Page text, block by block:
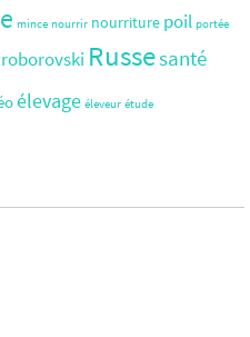
mince nourrir nourriture poil portée
roborovski Russesanté
élevage éleveur étude